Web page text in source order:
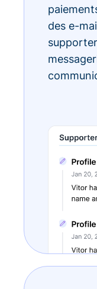
des e-